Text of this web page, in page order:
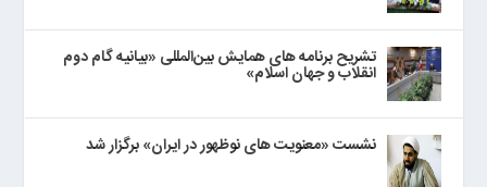
تشریح برنامه های همایش بین‌المللی «بیانیه گام دوم
انقلاب و جهان اسلام»
نشست «معنویت های نوظهور در ایران» برگزار شد